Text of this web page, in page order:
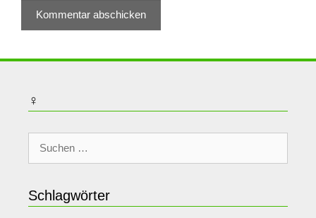
♀
Suche
Schlagwörter